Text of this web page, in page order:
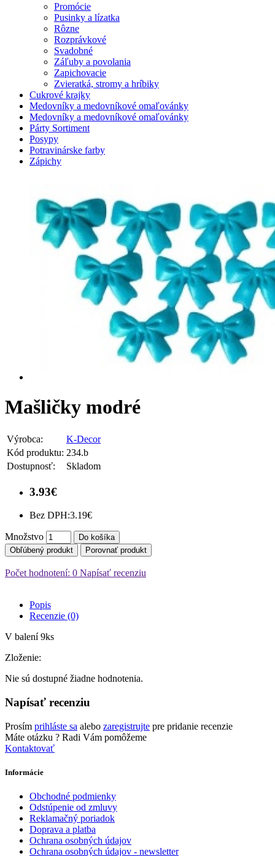
Promócie
Pusinky a lízatka
Rôzne
Rozprávkové
Svadobné
Záľuby a povolania
Zapichovacie
Zvieratká, stromy a hríbiky
Cukrové krajky
Medovníky a medovníkové omaľovánky
Medovníky a medovníkové omaľovánky
Párty Sortiment
Posypy
Potravinárske farby
Zápichy
Mašličky modré
Výrobca:
K-Decor
Kód produktu: 234.b
Dostupnosť:
Skladom
3.93€
Bez DPH:3.19€
Množstvo
Do košíka
Obľúbený produkt
Porovnať produkt
Počet hodnotení: 0 Napísať recenziu
Popis
Recenzie (0)
V balení 9ks
Zloženie:
Nie sú dostupné žiadne hodnotenia.
Napísať recenziu
Prosím prihláste sa alebo zaregistrujte pre pridanie recenzie
Máte otázku ? Radi Vám pomôžeme
Kontaktovať
Informácie
Obchodné podmienky
Odstúpenie od zmluvy
Reklamačný poriadok
Doprava a platba
Ochrana osobných údajov
Ochrana osobných údajov - newsletter